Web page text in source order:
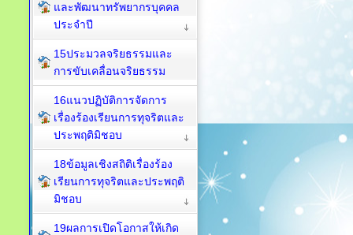
และพัฒนาทรัพยากรบุคคล
ประจำปี
15ประมวลจริยธรรมและ
การขับเคลื่อนจริยธรรม
16แนวปฏิบัติการจัดการ
เรื่องร้องเรียนการทุจริตและ
ประพฤติมิชอบ
18ข้อมูลเชิงสถิติเรื่องร้อง
เรียนการทุจริตและประพฤติ
มิชอบ
19ผลการเปิดโอกาสให้เกิด